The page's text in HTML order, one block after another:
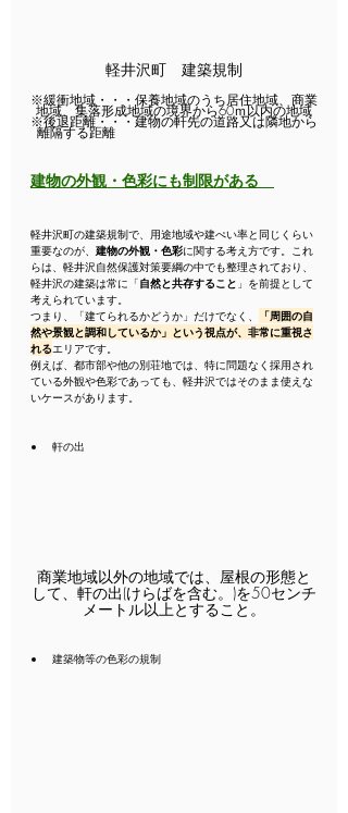
軽井沢町　建築規制
※緩衝地域・・・保養地域のうち居住地域、商業
地域、集落形成地域の境界から60ｍ以内の地域
※後退距離・・・建物の軒先の道路又は隣地から
離隔する距離
建物の外観・色彩にも制限がある
軽井沢町の建築規制で、用途地域や建ぺい率と同じくらい
重要なのが、 建物の外観・色彩に関する考え方です。これ
らは、軽井沢自然保護対策要綱の中でも整理されており、
軽井沢の建築は常に「自然と共存すること 」を前提として
考えられています。
つまり、「建てられるかどうか」だけでなく、
「周囲の自
然や景観と調和しているか」という視点が、非常に重視さ
れるエリアです。
例えば、都市部や他の別荘地では、特に問題なく採用され
ている外観や色彩であっても、軽井沢ではそのまま使えな
いケースがあります。
軒の出
商業地域以外の地域では、屋根の形態と
して、軒の出(けらばを含む。)を50センチ
メートル以上とすること。
建築物等の色彩の規制